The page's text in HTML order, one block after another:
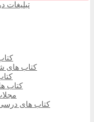
تبلیغات
کتاب های
کتاب
کتاب های